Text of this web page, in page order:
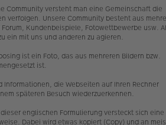
Community versteht man eine Gemeinschaft die
verfolgen. Unsere Community besteht aus
Forum, Kundenbeispiele, Fotowettbewerbe usw.
ein mit uns und anderen zu agieren.
ist ein Foto, das aus mehreren Bildern bzw.
ist.
Informationen, die Webseiten auf Ihren Rechner
späteren Besuch wiederzuerkennen.
englischen Formulierung versteckt sich eine
Dabei wird etwas kopiert (Copy) und an